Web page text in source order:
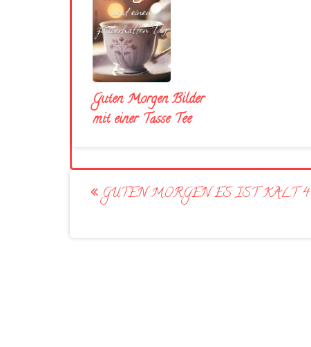
Guten Morgen Bilder
mit einer Tasse Tee
Post
navigation
GUTEN MORGEN ES IST KALT